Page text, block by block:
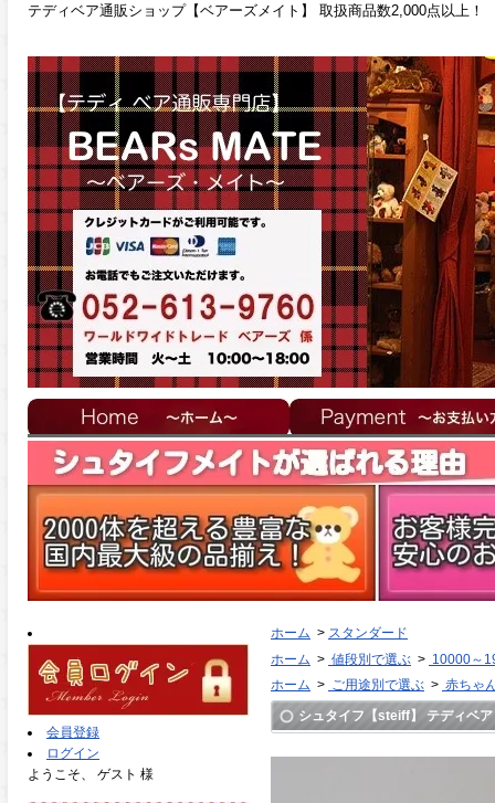
テディベア通販ショップ【ベアーズメイト】 取扱商品数2,000点以上！
会員登録
ログイン
ようこそ、 ゲスト 様
ホーム > スタンダード
ホーム > 値段別で選ぶ > 10000～
ホーム > ご用途別で選ぶ > 赤ちゃ
シュタイフ【steiff】 テディベ